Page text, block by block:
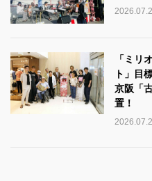
「ミリ
ト」目
京阪「
置！